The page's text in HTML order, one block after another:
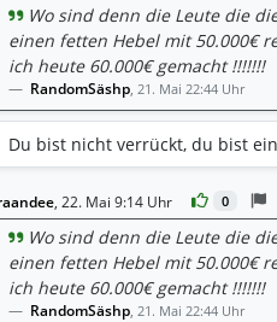
Wo sind denn die Leute die
einen fetten Hebel mit 50.000€
ich heute 60.000€ gemacht !!!!!!!
RandomSäshp, 21. Mai 22:44 Uhr
Du bist nicht verrückt, du bist
, 22. Mai 9:14 Uhr 0
Wo sind denn die Leute die
einen fetten Hebel mit 50.000€
ich heute 60.000€ gemacht !!!!!!!
RandomSäshp, 21. Mai 22:44 Uhr